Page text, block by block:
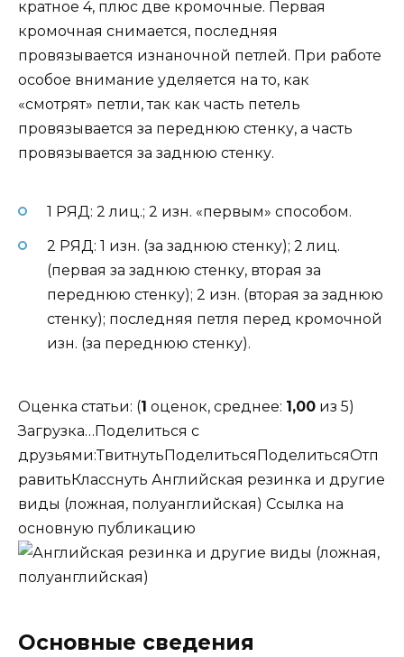
кратное 4, плюс две кромочные. Первая
кромочная снимается, последняя
провязывается изнаночной петлей. При работе
особое внимание уделяется на то, как
«смотрят» петли, так как часть петель
провязывается за переднюю стенку, а часть
провязывается за заднюю стенку.
1 РЯД: 2 лиц.; 2 изн. «первым» способом.
2 РЯД: 1 изн. (за заднюю стенку); 2 лиц.
(первая за заднюю стенку, вторая за
переднюю стенку); 2 изн. (вторая за заднюю
стенку); последняя петля перед кромочной
изн. (за переднюю стенку).
Оценка статьи: (1 оценок, среднее: 1,00 из 5)
Загрузка…Поделиться с
друзьями:ТвитнутьПоделитьсяПоделитьсяОтп
равитьКласснуть Английская резинка и другие
виды (ложная, полуанглийская) Ссылка на
основную публикацию
Основные сведения